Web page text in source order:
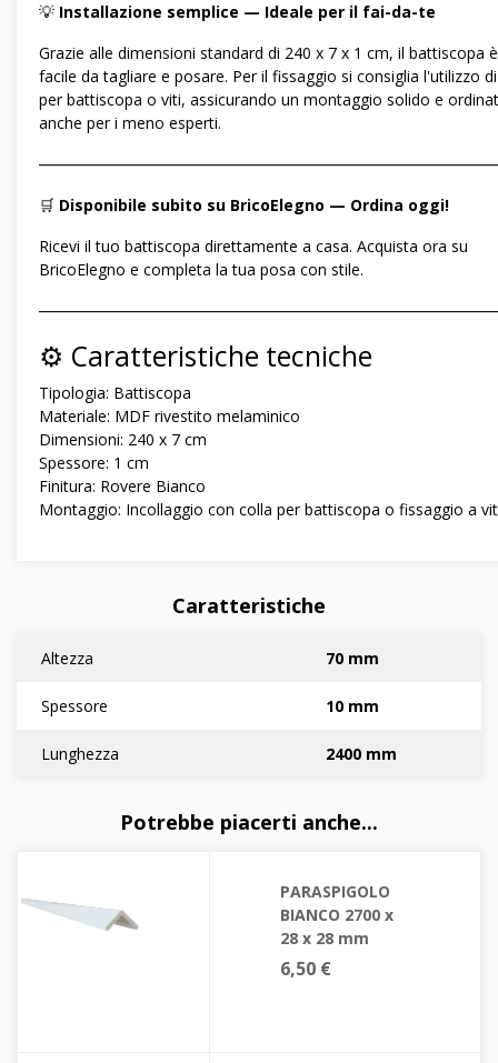
💡 Installazione semplice — Ideale per il fai-da-te
Grazie alle dimensioni standard di 240 x 7 x 1 cm, il battiscopa è
facile da tagliare e posare. Per il fissaggio si consiglia l'utilizzo
per battiscopa o viti, assicurando un montaggio solido e
anche per i meno esperti.
🛒 Disponibile subito su BricoElegno — Ordina oggi!
Ricevi il tuo battiscopa direttamente a casa. Acquista ora su
BricoElegno e completa la tua posa con stile.
⚙️ Caratteristiche tecniche
Tipologia: Battiscopa
Materiale: MDF rivestito melaminico
Dimensioni: 240 x 7 cm
Spessore: 1 cm
Finitura: Rovere Bianco
Montaggio: Incollaggio con colla per battiscopa o fissaggio a
Caratteristiche
Altezza 70 mm
Spessore 10 mm
Lunghezza 2400 mm
Potrebbe piacerti anche...
PARASPIGOLO
BIANCO 2700 x
28 x 28 mm
6,50 €